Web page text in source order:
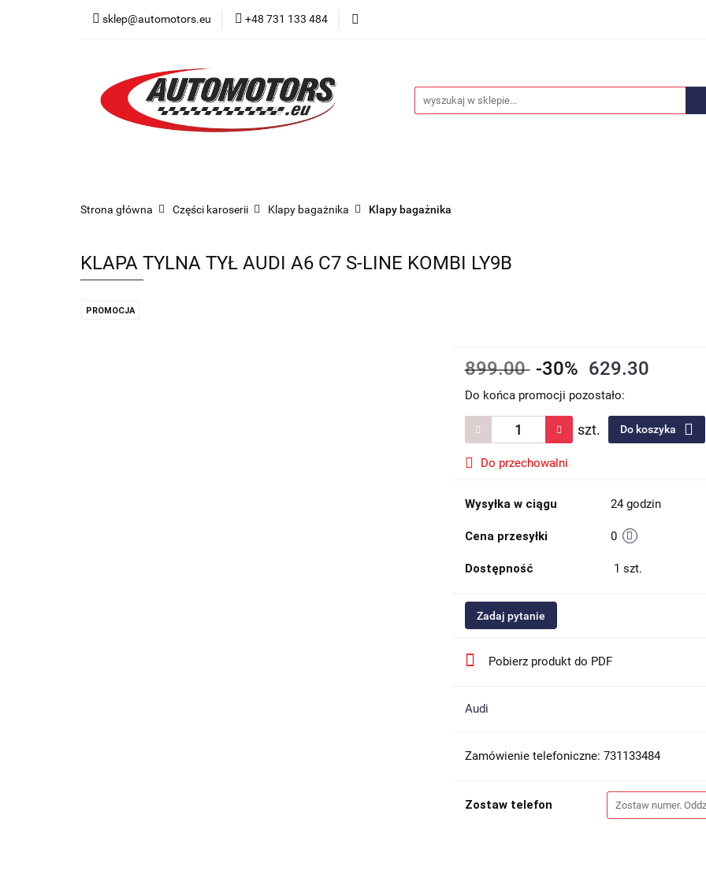
sklep@automotors.eu +48 731 133 484
Części samochodowe
Car audio Nowości
Strona główna Części karoserii Klapy bagażnika Klapy bagażnika
KLAPA TYLNA TYŁ AUDI A6 C7 S-LINE KOMBI LY9B
PROMOCJA
899.00 -30% 629.30
Do końca promocji pozostało:
szt. Do koszyka
Do przechowalni
Wysyłka w ciągu 24 godzin
Cena przesyłki 0
Dostępność 1 szt.
Zadaj pytanie
Pobierz produkt do PDF
Audi
Zamówienie telefoniczne: 731133484
Zostaw telefon